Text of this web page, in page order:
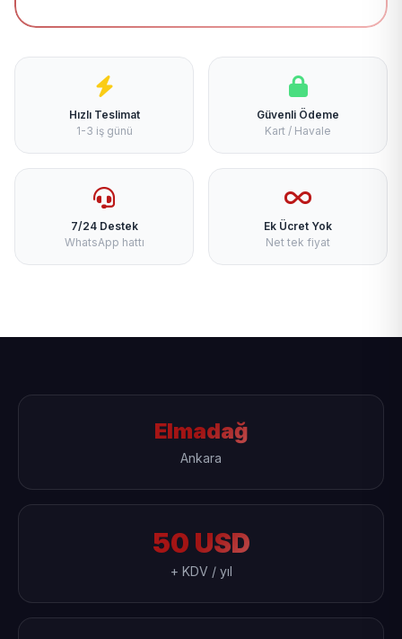
Hızlı Teslimat
1-3 iş günü
Güvenli Ödeme
Kart / Havale
7/24 Destek
WhatsApp hattı
Ek Ücret Yok
Net tek fiyat
Elmadağ
Ankara
50 USD
+ KDV / yıl